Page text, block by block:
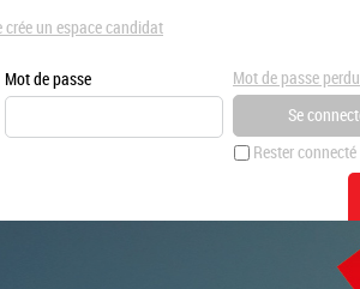
Mot de passe
Rester connecté
Mot de passe perdu
crée un espace candidat